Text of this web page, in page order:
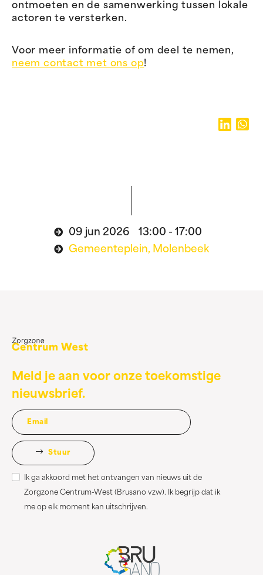
ontmoeten en de samenwerking tussen lokale
actoren te versterken.
Voor meer informatie of om deel te nemen,
neem contact met ons op!
09 jun 2026 13:00 - 17:00
Gemeenteplein, Molenbeek
Meld je aan voor onze toekomstige
nieuwsbrief.
Stuur
Ik ga akkoord met het ontvangen van nieuws uit de
Zorgzone Centrum-West (Brusano vzw). Ik begrijp dat ik
me op elk moment kan uitschrijven.